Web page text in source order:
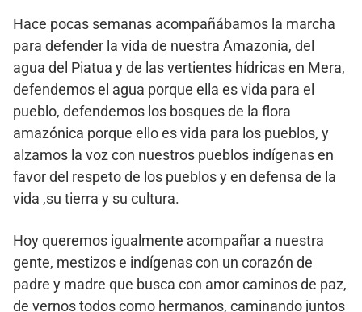
Hace pocas semanas acompañábamos la marcha
para defender la vida de nuestra Amazonia, del
agua del Piatua y de las vertientes hídricas en Mera,
defendemos el agua porque ella es vida para el
pueblo, defendemos los bosques de la flora
amazónica porque ello es vida para los pueblos, y
alzamos la voz con nuestros pueblos indígenas en
favor del respeto de los pueblos y en defensa de la
vida ,su tierra y su cultura.
Hoy queremos igualmente acompañar a nuestra
gente, mestizos e indígenas con un corazón de
padre y madre que busca con amor caminos de paz,
de vernos todos como hermanos, caminando juntos